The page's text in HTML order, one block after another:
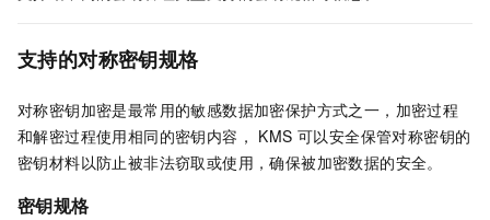
支持的对称密钥规格
对称密钥加密是最常用的敏感数据加密保护方式之一，加密过程
和解密过程使用相同的密钥内容， KMS 可以安全保管对称密钥的
密钥材料以防止被非法窃取或使用，确保被加密数据的安全。
密钥规格